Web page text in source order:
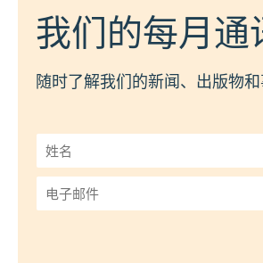
我们的每月通
随时了解我们的新闻、出版物和
姓
名
*
子